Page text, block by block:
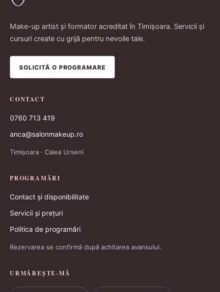
Make-up artist și formator acreditat în Timișoara. Servicii și
cursuri create cu grijă pentru nevoile tale.
SOLICITĂ O PROGRAMARE
CONTACT
0760 713 419
anca@salonmakeup.ro
Timișoara · Calea Urseni
PROGRAMĂRI
Contact și disponibilitate
Servicii și prețuri
Politica de programări
Rezervarea se confirmă după achitarea avansului.
URMĂREȘTE-MĂ